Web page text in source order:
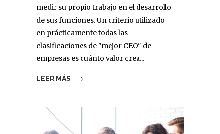
medir su propio trabajo en el desarrollo
de sus funciones. Un criterio utilizado
en prácticamente todas las
clasificaciones de "mejor CEO" de
empresas es cuánto valor crea...
LEER MÁS